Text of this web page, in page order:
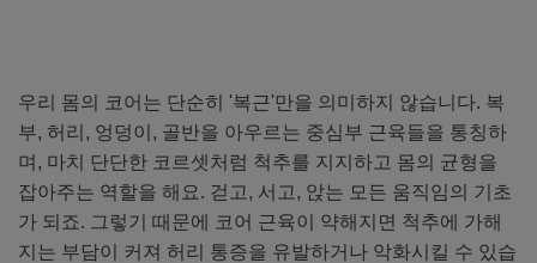
우리 몸의 코어는 단순히 '복근'만을 의미하지 않습니다. 복
부, 허리, 엉덩이, 골반을 아우르는 중심부 근육들을 통칭하
며, 마치 단단한 코르셋처럼 척추를 지지하고 몸의 균형을
잡아주는 역할을 해요. 걷고, 서고, 앉는 모든 움직임의 기초
가 되죠. 그렇기 때문에 코어 근육이 약해지면 척추에 가해
지는 부담이 커져 허리 통증을 유발하거나 악화시킬 수 있습